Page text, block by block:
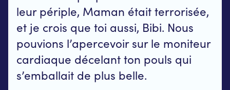
leur périple, Maman était terrorisée,
et je crois que toi aussi, Bibi. Nous
pouvions l’apercevoir sur le moniteur
cardiaque décelant ton pouls qui
s’emballait de plus belle.